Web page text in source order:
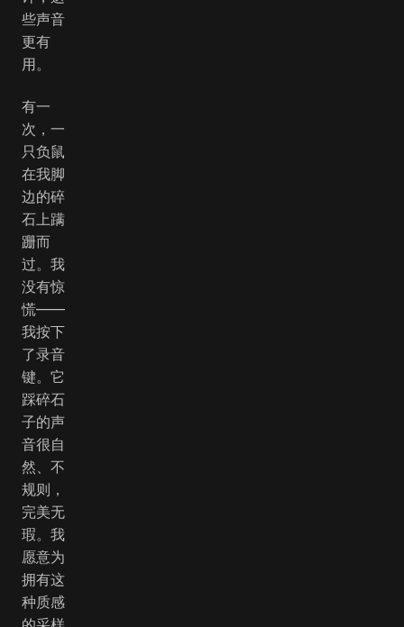
些声音
更有
用。
有一
次，一
只负鼠
在我脚
边的碎
石上蹒
跚而
过。我
没有惊
慌——
我按下
了录音
键。它
踩碎石
子的声
音很自
然、不
规则，
完美无
瑕。我
愿意为
拥有这
种质感